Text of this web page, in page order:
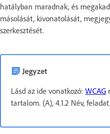
hatályban maradnak, és
másolását, kivonatolását,
szerkesztését.
Jegyzet
Lásd az ide vonatkozó: WCAG
tartalom. (A), 4.1.2 Név,